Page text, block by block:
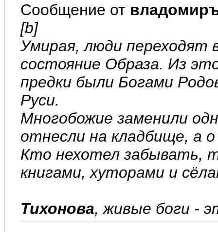
Сообщение от
[b]
Умирая, люди переходят
состояние Образа. Из
предки были Богами
Руси.
Многобожие заменили
отнесли на кладбище, а
Кто нехотел забывать,
книгами, хуторами и
Тихонова, живые боги -